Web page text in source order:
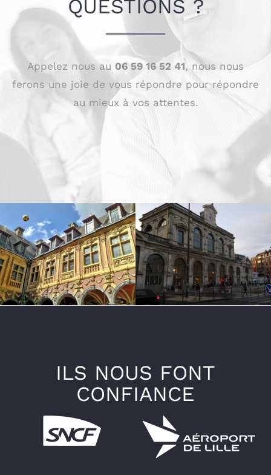
QUESTIONS ?
Appelez nous au 06 59 16 52 41, nous nous
ferons une joie de vous répondre pour répondre
au mieux à vos attentes.
ILS NOUS FONT
CONFIANCE